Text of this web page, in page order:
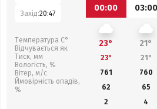
Захід:20:47
Температура С°
Відчувається як
Тиск, мм
Вологість, %
Вітер, м/с
Ймовірність опадів,
%
00:00
03:00
23° 21°
23° 21°
761
760
62
65
2
4